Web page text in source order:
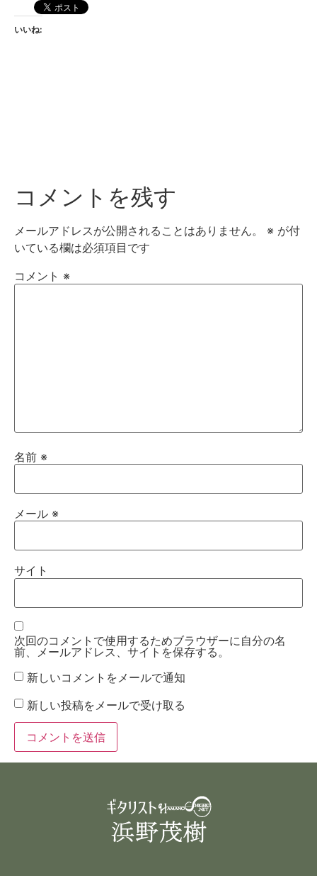
いいね:
コメントを残す
メールアドレスが公開されることはありません。 ※ が付
いている欄は必須項目です
コメント ※
名前 ※
メール ※
サイト
次回のコメントで使用するためブラウザーに自分の名
前、メールアドレス、サイトを保存する。
新しいコメントをメールで通知
新しい投稿をメールで受け取る